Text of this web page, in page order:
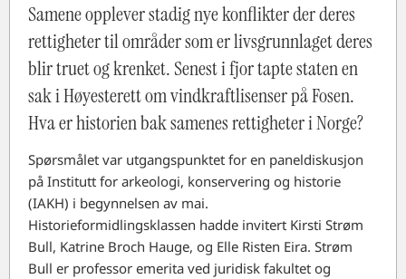
Samene opplever stadig nye konflikter der deres
rettigheter til områder som er livsgrunnlaget deres
blir truet og krenket. Senest i fjor tapte staten en
sak i Høyesterett om vindkraftlisenser på Fosen.
Hva er historien bak samenes rettigheter i Norge?
Spørsmålet var utgangspunktet for en paneldiskusjon
på Institutt for arkeologi, konservering og historie
(IAKH) i begynnelsen av mai.
Historieformidlingsklassen hadde invitert Kirsti Strøm
Bull, Katrine Broch Hauge, og Elle Risten Eira. Strøm
Bull er professor emerita ved juridisk fakultet og